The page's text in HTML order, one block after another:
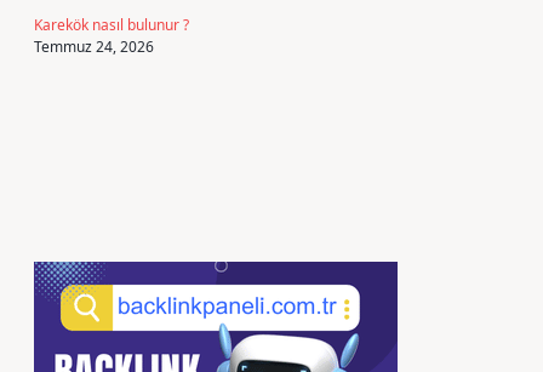
Karekök nasıl bulunur ?
Temmuz 24, 2026